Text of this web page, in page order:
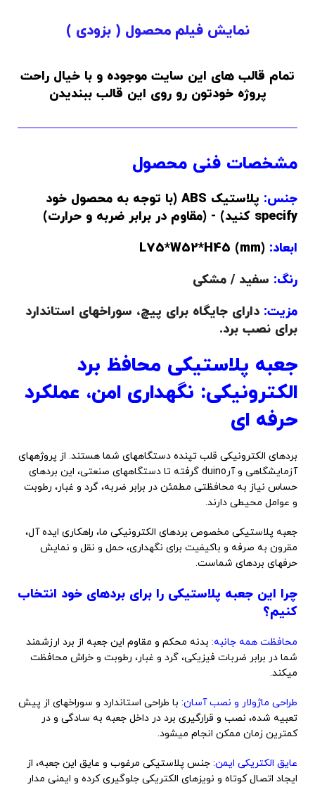
نمایش فیلم محصول ( بزودی )
تمام قالب های این سایت موجوده و با خیال راحت
پروژه خودتون رو روی این قالب ببندیدن
مشخصات فنی محصول
جنس:
پلاستیک ABS (با توجه به محصول خود
specify کنید) - (مقاوم در برابر ضربه و حرارت)
ابعاد: (L75*W52*H45 (mm
رنگ: سفید / مشکی
مزیت: دارای جایگاه برای پیچ، سوراخهای استاندارد
برای نصب برد.
جعبه پلاستیکی محافظ برد
الکترونیکی: نگهداری امن، عملکرد
حرفه ای
بردهای الکترونیکی قلب تپنده دستگاههای شما هستند. از پروژههای
آزمایشگاهی و آرduino گرفته تا دستگاههای صنعتی، این بردهای
حساس نیاز به محافظتی مطمئن در برابر ضربه، گرد و غبار، رطوبت
و عوامل محیطی دارند.
جعبه پلاستیکی مخصوص بردهای الکترونیکی ما، راهکاری ایده آل،
مقرون به صرفه و باکیفیت برای نگهداری، حمل و نقل و نمایش
حرفهای بردهای شماست.
چرا این جعبه پلاستیکی را برای بردهای خود انتخاب
کنیم؟
محافظت همه جانبه: بدنه محکم و مقاوم این جعبه از برد ارزشمند
شما در برابر ضربات فیزیکی، گرد و غبار، رطوبت و خراش محافظت
میکند.
طراحی ماژولار و نصب آسان: با طراحی استاندارد و سوراخهای از پیش
تعبیه شده، نصب و قرارگیری برد در داخل جعبه به سادگی و در
کمترین زمان ممکن انجام میشود.
عایق الکتریکی ایمن: جنس پلاستیکی مرغوب و عایق این جعبه، از
ایجاد اتصال کوتاه و نویزهای الکتریکی جلوگیری کرده و ایمنی مدار